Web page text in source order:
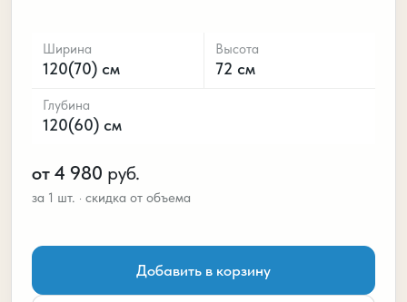
Ширина
120(70) см
Высота
72 см
Глубина
120(60) см
от 4 980 руб.
Добавить в корзину